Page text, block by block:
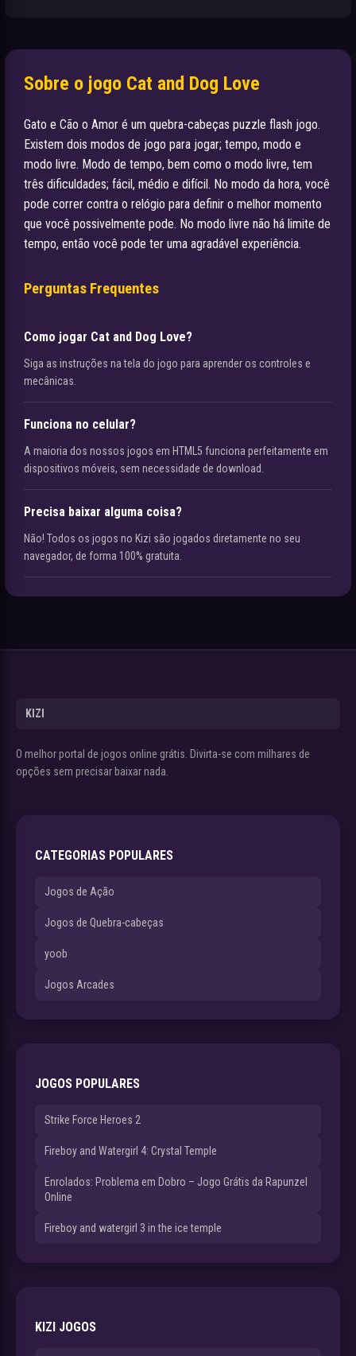
Sobre o jogo Cat and Dog Love
Gato e Cão o Amor é um quebra-cabeças puzzle flash jogo.
Existem dois modos de jogo para jogar; tempo, modo e
modo livre. Modo de tempo, bem como o modo livre, tem
três dificuldades; fácil, médio e difícil. No modo da hora, você
pode correr contra o relógio para definir o melhor momento
que você possivelmente pode. No modo livre não há limite de
tempo, então você pode ter uma agradável experiência.
Perguntas Frequentes
Como jogar Cat and Dog Love?
Siga as instruções na tela do jogo para aprender os controles e
mecânicas.
Funciona no celular?
A maioria dos nossos jogos em HTML5 funciona perfeitamente em
dispositivos móveis, sem necessidade de download.
Precisa baixar alguma coisa?
Não! Todos os jogos no Kizi são jogados diretamente no seu
navegador, de forma 100% gratuita.
KIZI
O melhor portal de jogos online grátis. Divirta-se com milhares de
opções sem precisar baixar nada.
CATEGORIAS POPULARES
Jogos de Ação
Jogos de Quebra-cabeças
yoob
Jogos Arcades
JOGOS POPULARES
Strike Force Heroes 2
Fireboy and Watergirl 4: Crystal Temple
Enrolados: Problema em Dobro – Jogo Grátis da Rapunzel
Online
Fireboy and watergirl 3 in the ice temple
KIZI JOGOS